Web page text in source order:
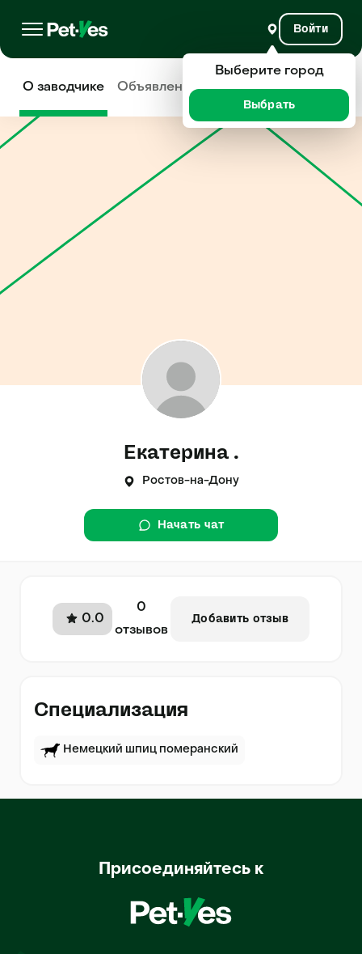
Войти
О заводчике Объявления Отзывы
Екатерина .
Ростов-на-Дону
Начать чат
0.0
0
отзывов
Добавить отзыв
Специализация
Немецкий шпиц померанский
Присоединяйтесь к
Выберите город
Выбрать